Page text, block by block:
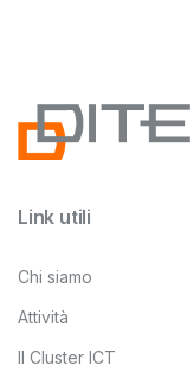
Link utili
Chi siamo
Attività
Il Cluster ICT